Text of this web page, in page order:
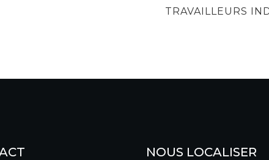
NEXT
TRAVAILLEURS
NOUS LOCALISER